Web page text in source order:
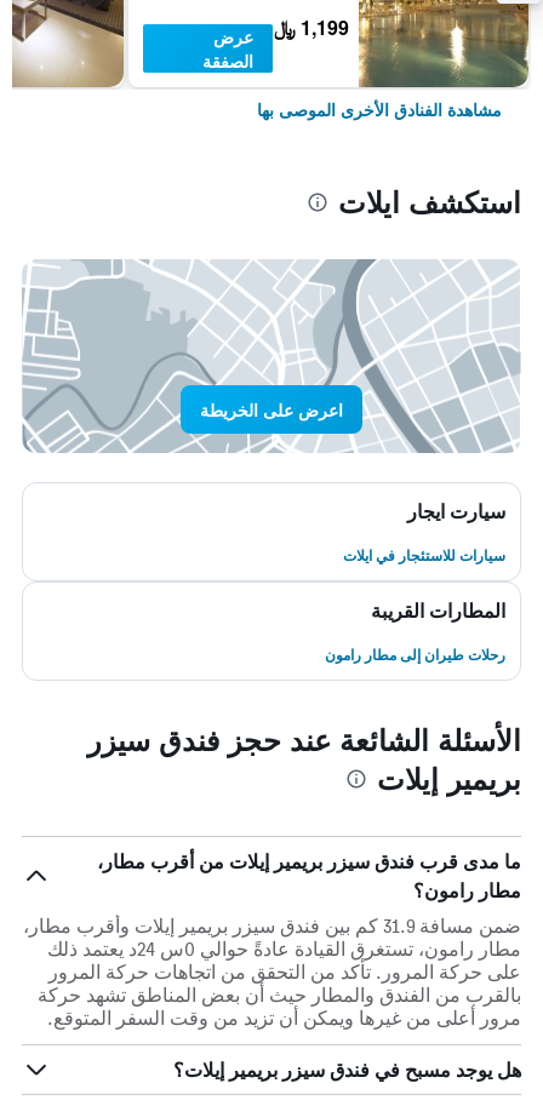
1,199 ﷼
عرض
الصفقة
مشاهدة الفنادق الأخرى الموصى بها
استكشف ايلات
اعرض على الخريطة
سيارت ايجار
سيارات للاستئجار في ايلات
المطارات القريبة
رحلات طيران إلى مطار رامون
الأسئلة الشائعة عند حجز فندق سيزر
بريمير إيلات
ما مدى قرب فندق سيزر بريمير إيلات من أقرب مطار،
مطار رامون؟
ضمن مسافة 31.9 كم بين فندق سيزر بريمير إيلات وأقرب مطار،
مطار رامون، تستغرق القيادة عادةً حوالي 0س 24د يعتمد ذلك
على حركة المرور. تأكد من التحقق من اتجاهات حركة المرور
بالقرب من الفندق والمطار حيث أن بعض المناطق تشهد حركة
مرور أعلى من غيرها ويمكن أن تزيد من وقت السفر المتوقع.
هل يوجد مسبح في فندق سيزر بريمير إيلات؟